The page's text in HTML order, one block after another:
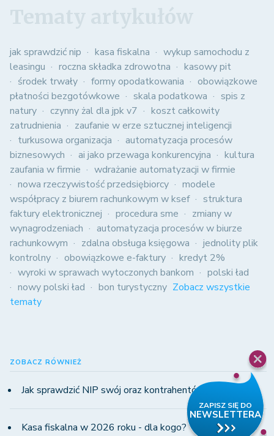
jak sprawdzić nip kasa fiskalna
wykup samochodu z
leasingu
roczna składka zdrowotna
kasowy pit
środek trwały
formy opodatkowania
obowiązkowe
płatności bezgotówkowe
skala podatkowa
spis z
natury
czynny żal dla jpk v7
koszt całkowity
zatrudnienia
zaufanie w erze sztucznej inteligencji
turkusowa organizacja
automatyzacja procesów
biznesowych
ai jako przewaga konkurencyjna
kultura
zaufania w firmie
wdrażanie automatyzacji w firmie
nowa rzeczywistość przedsiębiorcy
modele
współpracy z biurem rachunkowym w ksef
struktura
faktury elektronicznej
procedura sme
zmiany w
wynagrodzeniach
automatyzacja procesów w biurze
rachunkowym
zdalna obsługa księgowa
jednolity plik
kontrolny
obowiązkowe e-faktury
kredyt 2%
wyroki w sprawach wytoczonych bankom
polski ład
nowy polski ład
bon turystyczny Zobacz wszystkie
tematy
ZOBACZ RÓWNIEŻ
Jak sprawdzić NIP swój oraz kontrahentów?
Kasa fiskalna w 2026 roku - dla kogo?